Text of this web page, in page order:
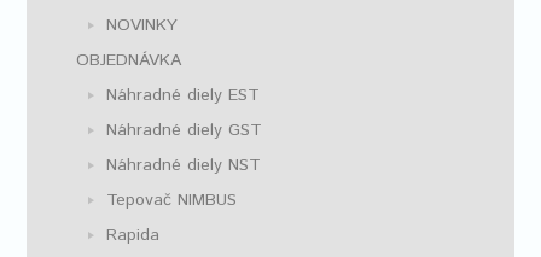
NOVINKY
OBJEDNÁVKA
Náhradné diely EST
Náhradné diely GST
Náhradné diely NST
Tepovač NIMBUS
Rapida